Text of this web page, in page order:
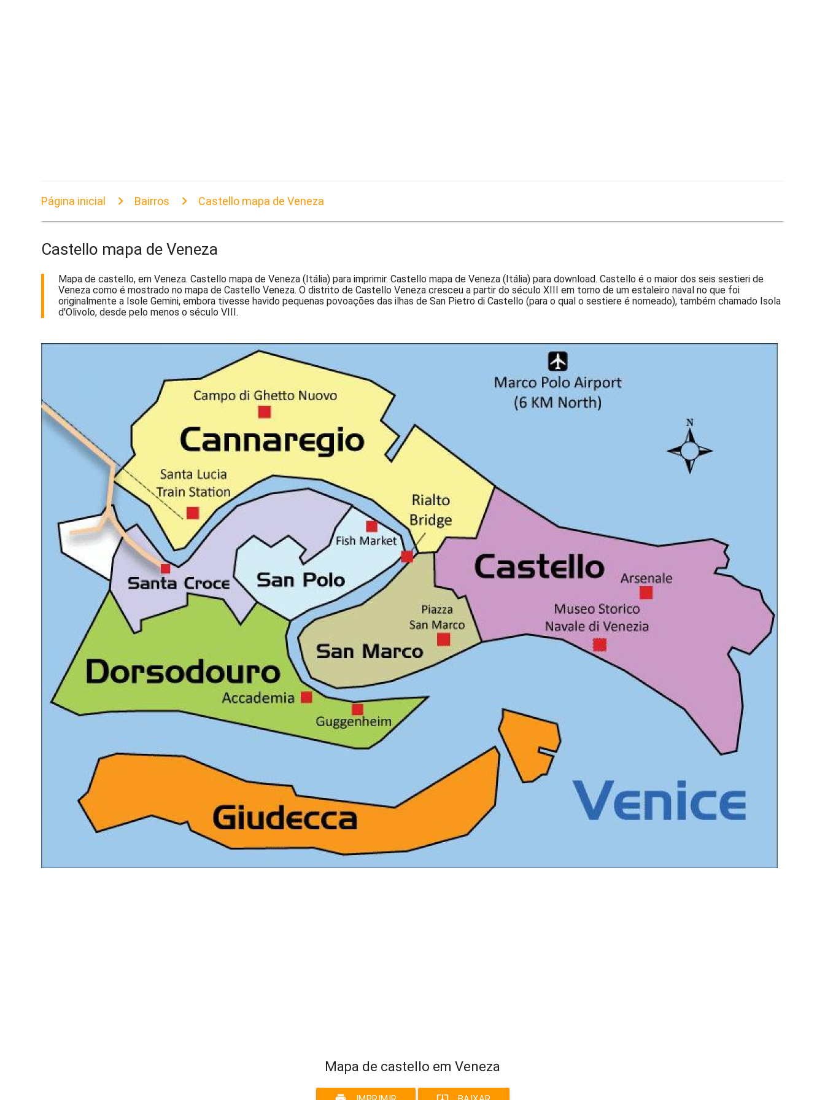
Página inicial Bairros Castello mapa de Veneza
Castello mapa de Veneza
Mapa de castello, em Veneza. Castello mapa de Veneza (Itália) para imprimir. Castello mapa de Veneza (Itália) para download. Castello é o maior dos seis sestieri de
Veneza como é mostrado no mapa de Castello Veneza. O distrito de Castello Veneza cresceu a partir do século XIII em torno de um estaleiro naval no que foi
originalmente a Isole Gemini, embora tivesse havido pequenas povoações das ilhas de San Pietro di Castello (para o qual o sestiere é nomeado), também chamado Isola
d'Olivolo, desde pelo menos o século VIII.
Mapa de castello em Veneza